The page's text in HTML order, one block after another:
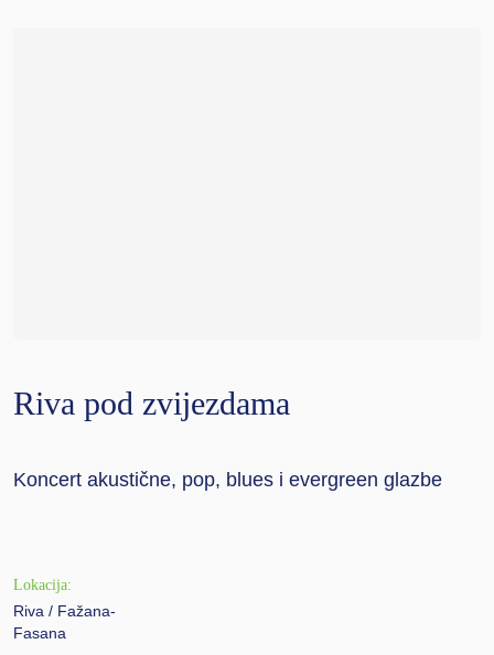
Riva pod zvijezdama
Koncert akustične, pop, blues i evergreen glazbe
Lokacija:
Riva / Fažana-
Fasana